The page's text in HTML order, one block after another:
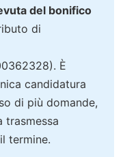
del bonifico
di
È
candidatura
di più domande,
trasmessa
termine.